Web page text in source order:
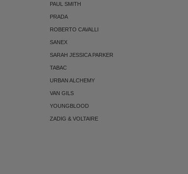
PAUL SMITH
PRADA
ROBERTO CAVALLI
SANEX
SARAH JESSICA PARKER
TABAC
URBAN ALCHEMY
VAN GILS
YOUNGBLOOD
ZADIG & VOLTAIRE